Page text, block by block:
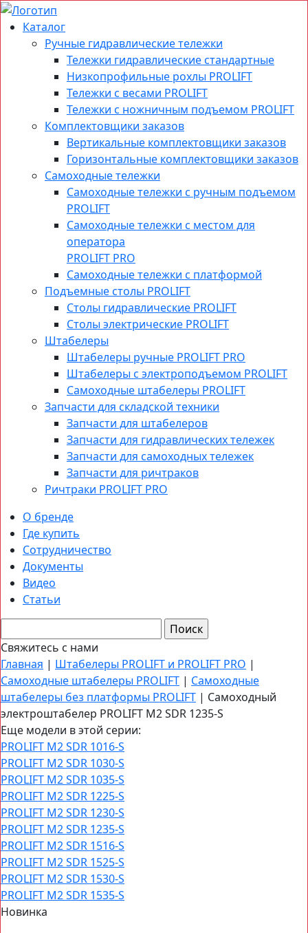
Каталог
Ручные гидравлические тележки
Тележки гидравлические стандартные
Низкопрофильные рохлы PROLIFT
Тележки с весами PROLIFT
Тележки с ножничным подъемом PROLIFT
Комплектовщики заказов
Вертикальные комплектовщики заказов
Горизонтальные комплектовщики заказов
Самоходные тележки
Самоходные тележки с ручным подъемом
PROLIFT
Самоходные тележки с местом для
оператора
PROLIFT PRO
Самоходные тележки с платформой
Подъемные столы PROLIFT
Столы гидравлические PROLIFT
Столы электрические PROLIFT
Штабелеры
Штабелеры ручные PROLIFT PRO
Штабелеры с электроподъемом PROLIFT
Самоходные штабелеры PROLIFT
Запчасти для складской техники
Запчасти для штабелеров
Запчасти для гидравлических тележек
Запчасти для самоходных тележек
Запчасти для ричтраков
Ричтраки PROLIFT PRO
О бренде
Где купить
Сотрудничество
Документы
Видео
Статьи
Свяжитесь с нами
Главная | Штабелеры PROLIFT и PROLIFT PRO |
Самоходные штабелеры PROLIFT | Самоходные
штабелеры без платформы PROLIFT | Самоходный
электроштабелер PROLIFT M2 SDR 1235-S
Еще модели в этой серии:
PROLIFT M2 SDR 1016-S
PROLIFT M2 SDR 1030-S
PROLIFT M2 SDR 1035-S
PROLIFT M2 SDR 1225-S
PROLIFT M2 SDR 1230-S
PROLIFT M2 SDR 1235-S
PROLIFT M2 SDR 1516-S
PROLIFT M2 SDR 1525-S
PROLIFT M2 SDR 1530-S
PROLIFT M2 SDR 1535-S
Новинка